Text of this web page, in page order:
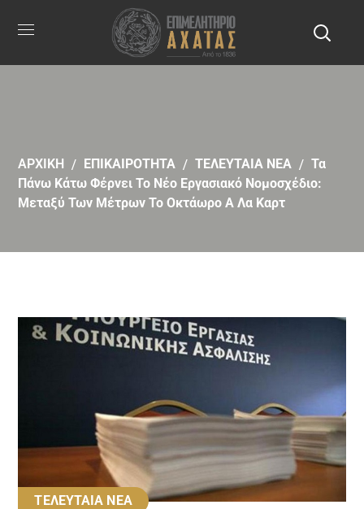
ΑΡΧΙΚΗ ΕΠΙΚΑΙΡΟΤΗΤΑ ΤΕΛΕΥΤΑΙΑ ΝΕΑ
Τα
Πάνω Κάτω Φέρνει Το Νέο Εργασιακό Νομοσχέδιο:
Μεταξύ Των Μέτρων Το Οκτάωρο Α Λα Καρτ
ΤΕΛΕΥΤΑΙΑ ΝΕΑ